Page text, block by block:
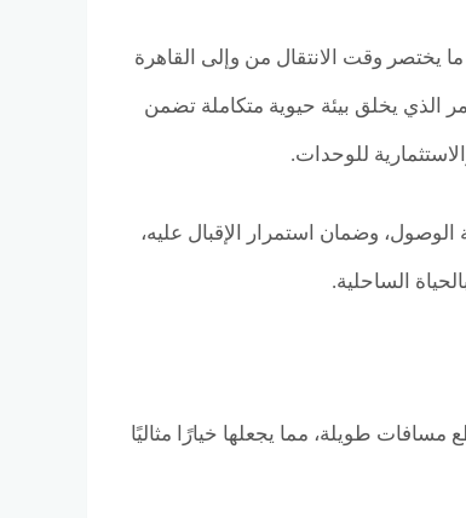
يختصر وقت الانتقال من وإلى القاهرة
الذي يخلق بيئة حيوية متكاملة تضمن
للوحدات.
وضمان استمرار الإقبال عليه،
الساحلية.
لقطع مسافات طويلة، مما يجعلها خيارًا مثاليًا